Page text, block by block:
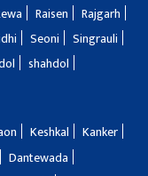
Raisen
Rajgarh
Seoni
Singrauli
shahdol
Keshkal
Kanker
Dantewada